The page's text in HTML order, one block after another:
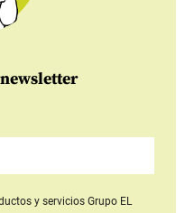
y serviciosGrupo EL